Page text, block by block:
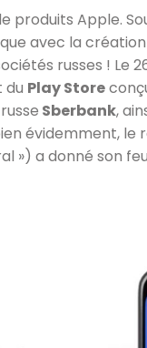
produits Apple.
avec la création
russes ! Le
du Play Store
Sberbank,
évidemment, le
») a donné son